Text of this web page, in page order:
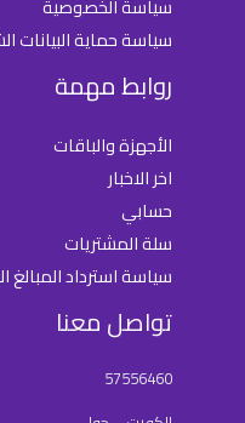
سياسة الخصوصية
سياسة حماية البيانات
روابط مهمة
الأجهزة والباقات
اخر الاخبار
حسابي
سلة المشتريات
سياسة استرداد المبالغ
تواصل معنا
57556460